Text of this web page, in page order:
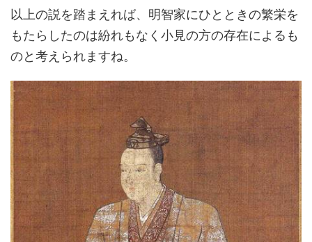
以上の説を踏まえれば、明智家にひとときの繁栄を
もたらしたのは紛れもなく小見の方の存在によるも
のと考えられますね。